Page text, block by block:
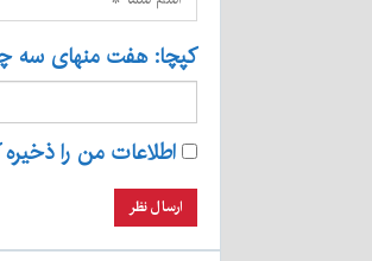
کپچا: هفت منهای سه
اطلاعات من را